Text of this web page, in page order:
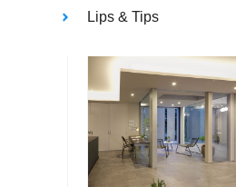
Lips & Tips